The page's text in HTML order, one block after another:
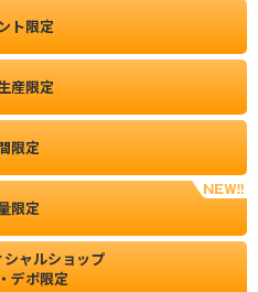
ト限定
産限定
限定
限定
ャルショップ
デポ限定